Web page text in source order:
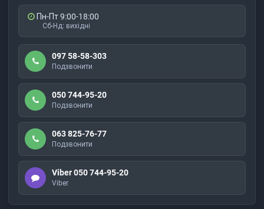
Пн-Пт 9:00-18:00
Сб-Нд: вихідні
097 58-58-303
Подзвонити
050 744-95-20
Подзвонити
063 825-76-77
Подзвонити
Viber 050 744-95-20
Viber